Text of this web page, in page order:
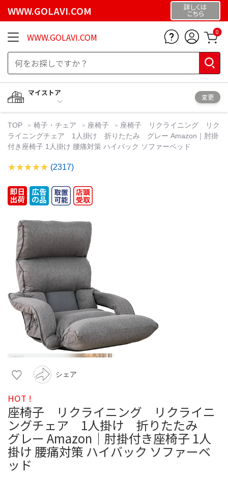
WWW.GOLAVI.COM 詳しくは
こちら
WWW.GOLAVI.COM 0
マイストア
変更
TOP 椅子・チェア 座椅子
座椅子 リクライニング リク
ライニングチェア 1人掛け 折りたたみ グレー Amazon｜肘掛
付き座椅子 1人掛け 腰痛対策 ハイバック ソファーベッド
(2317)
シェア
HOT !
座椅子 リクライニング リクライニ
ングチェア 1人掛け 折りたたみ
グレー Amazon｜肘掛付き座椅子 1人
掛け 腰痛対策 ハイバック ソファーベ
ッド